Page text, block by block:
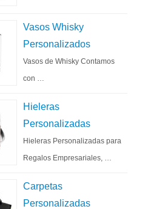
Vasos Whisky
Personalizados
Vasos de Whisky Contamos
con …
Hieleras
Personalizadas
Hieleras Personalizadas para
Regalos Empresariales, …
Carpetas
Personalizadas